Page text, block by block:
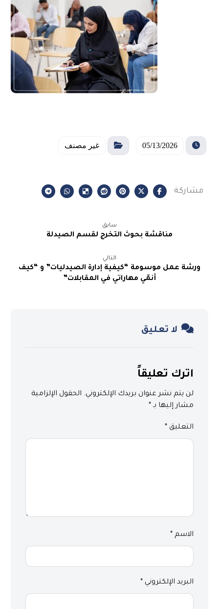
05/13/2026 غير مصنف
سابق
مناقشة بحوث التخرج لقسم الصيدلة
التالي
ورشة عمل موسومة “كيفية إدارة الصيدليات” و “كيف
أنمّي مهاراتي في المقابلات”
لا تعليق
اترك تعليقاً
لن يتم نشر عنوان بريدك الإلكتروني. الحقول الإلزامية
مشار إليها بـ *
التعليق *
الاسم *
البريد الإلكتروني *